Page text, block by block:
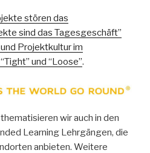
stören das
sind das Tagesgeschäft”
Projektkultur im
und “Loose”.
wir auch in den
Learning Lehrgängen, die
anbieten. Weitere